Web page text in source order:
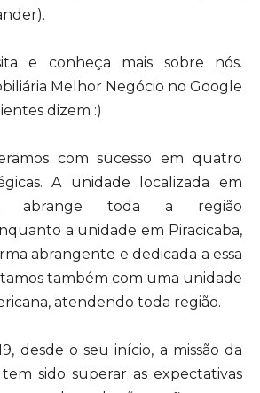
e conheça mais sobre nós.
Melhor Negócio no Google
dizem :)
com sucesso em quatro
A unidade localizada em
abrange toda a região
a unidade em Piracicaba,
abrangente e dedicada a essa
também com uma unidade
atendendo toda região.
desde o seu início, a missão da
sido superar as expectativas